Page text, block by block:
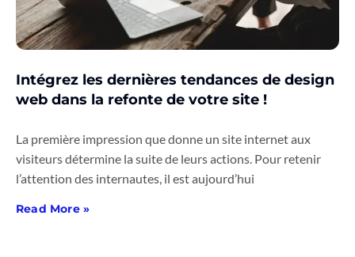
Intégrez les dernières tendances de design
web dans la refonte de votre site !
La première impression que donne un site internet aux
visiteurs détermine la suite de leurs actions. Pour retenir
l’attention des internautes, il est aujourd’hui
Read More »